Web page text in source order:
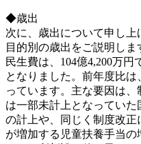
◆歳出
次に、歳出について申し上
目的別の歳出をご説明し
民生費は、104億4,200万円
となりました。前年度比は
っています。主な要因は
は一部未計上となってい
の計上や、同じく制度改正
が増加する児童扶養手当